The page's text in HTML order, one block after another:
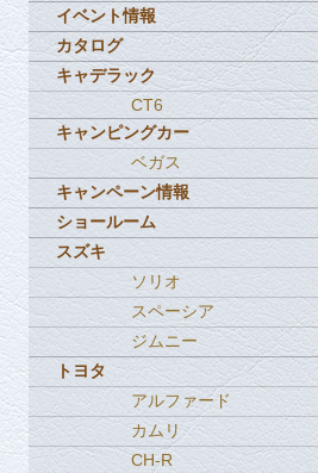
イベント情報
カタログ
キャデラック
CT6
キャンピングカー
ベガス
キャンペーン情報
ショールーム
スズキ
ソリオ
スペーシア
ジムニー
トヨタ
アルファード
カムリ
CH-R